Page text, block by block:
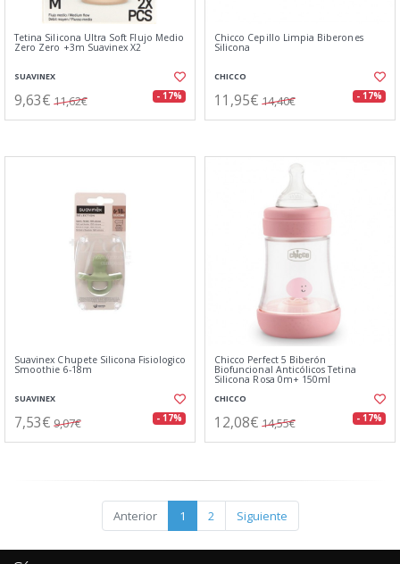
Tetina Silicona Ultra Soft Flujo Medio
Zero Zero +3m Suavinex X2
SUAVINEX
9,63€ 11,62€ - 17%
Chicco Cepillo Limpia Biberones
Silicona
CHICCO
11,95€ 14,40€ - 17%
Suavinex Chupete Silicona Fisiologico
Smoothie 6-18m
SUAVINEX
7,53€ 9,07€ - 17%
Chicco Perfect 5 Biberón
Biofuncional Anticólicos Tetina
Silicona Rosa 0m+ 150ml
CHICCO
12,08€ 14,55€ - 17%
Anterior 1 2 Siguiente